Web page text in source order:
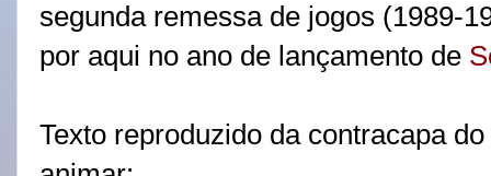
segunda remessa de jogos (1989-
por aqui no ano de lançamento de
Texto reproduzido da contracapa